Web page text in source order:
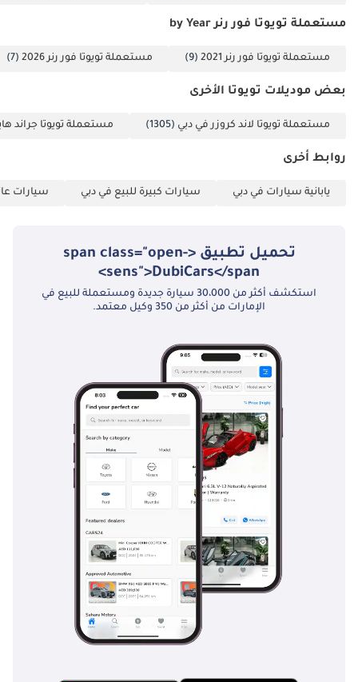
مستعملة تويوتا فور رنر by Year
مستعملة تويوتا فور رنر 2021 (9) مستعملة تويوتا فور رنر 2026 (7)
بعض موديلات تويوتا الأخرى
مستعملة تويوتا لاند كروزر في دبي (1305) مستعملة تويوتا جراند
روابط أخرى
يابانية سيارات في دبي سيارات كبيرة للبيع في دبي سيارات
تحميل تطبيق <span class="open-
sens">DubiCars</span>
استكشف أكثر من 30،000 سيارة جديدة ومستعملة للبيع في
الإمارات من أكثر من 350 وكيل معتمد.
خبراء السوق. يُرجى دائماً فحص السيارة قبل الشراء.